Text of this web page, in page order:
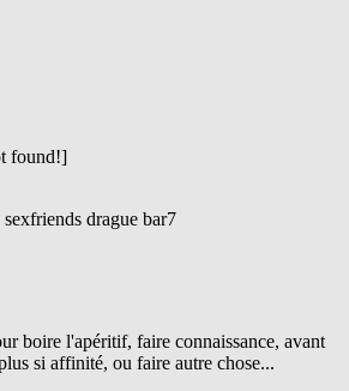
found!]
boire l'apéritif, faire connaissance, avant
si affinité, ou faire autre chose...